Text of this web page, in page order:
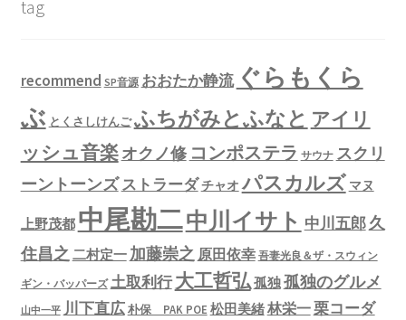
tag
recommend SP音源 おおたか静流 ぐらもくら
ぶ とくさしけんご ふちがみとふなと アイリ
ッシュ音楽オクノ修 コンポステラ サウナ スクリ
ーントーンズストラーダチャオ パスカルズ マヌ
上野茂都 中尾勘二中川イサト 中川五郎久
住昌之 二村定一 加藤崇之 原田依幸 吾妻光良＆ザ・スウィン
ギン・バッパーズ 土取利行大工哲弘孤独孤独のグルメ
山中一平 川下直広 朴保 PAK POE 松田美緒林栄一栗コーダ